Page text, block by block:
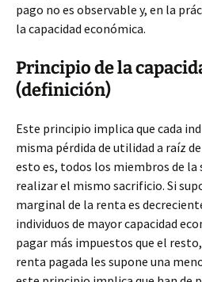
pago no es observable y, en la
la capacidad económica.
Principio de la
(definición)
Este principio implica que cada
misma pérdida de utilidad a raíz
esto es, todos los miembros de la
realizar el mismo sacrificio. Si
marginal de la renta es
individuos de mayor capacidad
pagar más impuestos que el resto,
renta pagada les supone una